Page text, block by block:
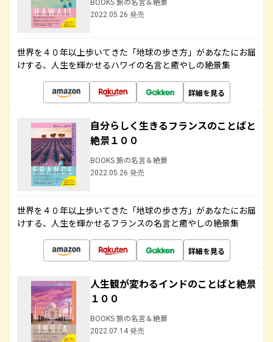
2022.05.26 発売
世界を４０年以上歩いてきた「地球の歩き方」があなたにお届
けする、人生を輝かせるハワイの名言と癒やしの絶景集
詳細を見る
自分らしく生きるフランスのことばと
絶景１００
BOOKS 旅の名言＆絶景
2022.05.26 発売
世界を４０年以上歩いてきた「地球の歩き方」があなたにお届
けする、人生を輝かせるフランスの名言と癒やしの絶景集
詳細を見る
人生観が変わるインドのことばと絶景
１００
BOOKS 旅の名言＆絶景
2022.07.14 発売